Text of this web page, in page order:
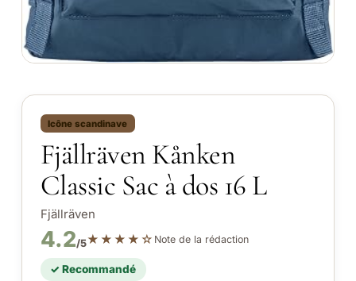
Icône scandinave
Fjällräven Kånken
Classic Sac à dos 16 L
Fjällräven
4.2/5★★★★☆ Note de la rédaction
✓ Recommandé